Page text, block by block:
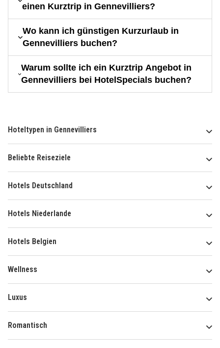
einen Kurztrip in Gennevilliers?
Wo kann ich günstigen Kurzurlaub in
Gennevilliers buchen?
Warum sollte ich ein Kurztrip Angebot in
Gennevilliers bei HotelSpecials buchen?
Hoteltypen in Gennevilliers
Beliebte Reiseziele
Hotels Deutschland
Hotels Niederlande
Hotels Belgien
Wellness
Luxus
Romantisch